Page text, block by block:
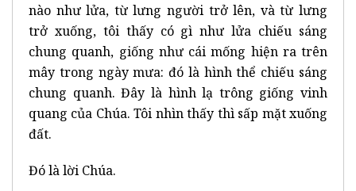
nào như lửa, từ lưng người trở lên, và từ lưng
trở xuống, tôi thấy có gì như lửa chiếu sáng
chung quanh, giống như cái mống hiện ra trên
mây trong ngày mưa: đó là hình thể chiếu sáng
chung quanh. Đây là hình lạ trông giống vinh
quang của Chúa. Tôi nhìn thấy thì sấp mặt xuống
đất.
Đó là lời Chúa.